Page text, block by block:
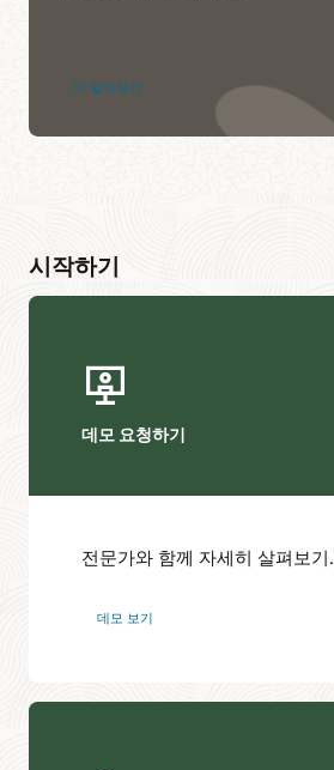
더 알아보기
시작하기
데모 요청하기
전문가와 함께 자세히 살펴보기.
데모 보기